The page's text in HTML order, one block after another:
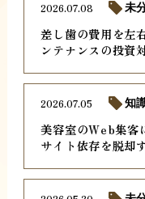
差し歯の費用を左
ンテナンスの投資
2026.07.08 未
美容室のWeb集客
サイト依存を脱却
2026.07.05 知